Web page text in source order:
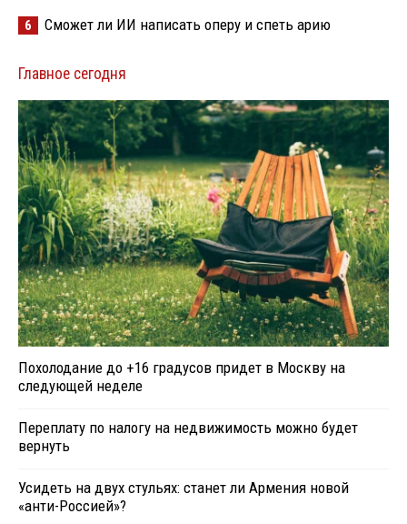
6 Сможет ли ИИ написать оперу и спеть арию
Главное сегодня
Похолодание до +16 градусов придет в Москву на
следующей неделе
Переплату по налогу на недвижимость можно будет
вернуть
Усидеть на двух стульях: станет ли Армения новой
«анти-Россией»?